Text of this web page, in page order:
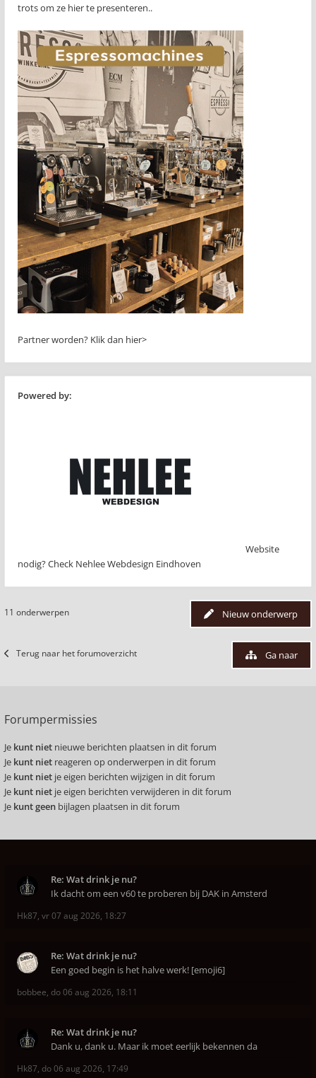
trots om ze hier te presenteren..
Partner worden? Klik dan hier>
Powered by:
Website
nodig? Check Nehlee Webdesign Eindhoven
Nieuw onderwerp
11 onderwerpen
Terug naar het forumoverzicht Ga naar
Forumpermissies
Je kunt niet nieuwe berichten plaatsen in dit forum
Je kunt niet reageren op onderwerpen in dit forum
Je kunt niet je eigen berichten wijzigen in dit forum
Je kunt niet je eigen berichten verwijderen in dit forum
Je kunt geen bijlagen plaatsen in dit forum
Re: Wat drink je nu?
Ik dacht om een v60 te proberen bij DAK in Amsterd
Hk87, vr 07 aug 2026, 18:27
Re: Wat drink je nu?
Een goed begin is het halve werk! [emoji6]
bobbee, do 06 aug 2026, 18:11
Re: Wat drink je nu?
Dank u, dank u. Maar ik moet eerlijk bekennen da
Hk87, do 06 aug 2026, 17:49